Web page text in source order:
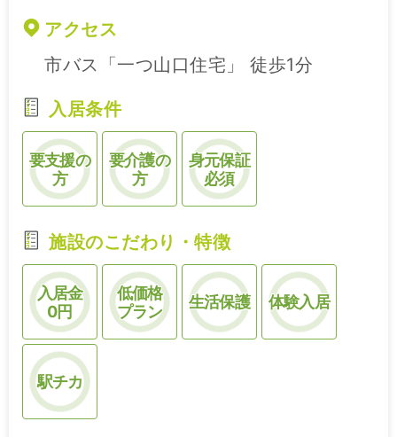
アクセス
市バス「一つ山口住宅」 徒歩1分
入居条件
要支援の
方
要介護の
方
身元保証
必須
施設のこだわり・特徴
入居金
0円
低価格
プラン
生活保護 体験入居
駅チカ